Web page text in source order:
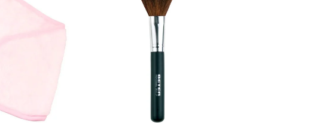
Añadir
a la